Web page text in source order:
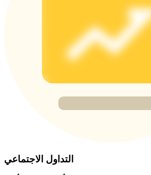
Deposit CASHCAT & Win
Share 500000 CASHCAT prize pool
التداول الاجتماعي